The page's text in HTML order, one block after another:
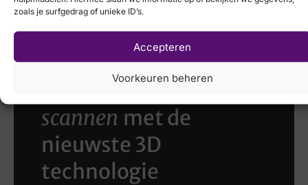
zoals je surfgedrag of unieke ID’s.
Accepteren
Voorkeuren beheren
Laat uw voeten
scannen met de
nieuwste 3D
technologie